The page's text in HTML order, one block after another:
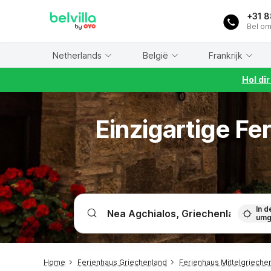
+31
Bel
Netherlands België Frankrijk
Hol
Einzigartige
In
Home Ferienhaus Griechenland Ferienhaus